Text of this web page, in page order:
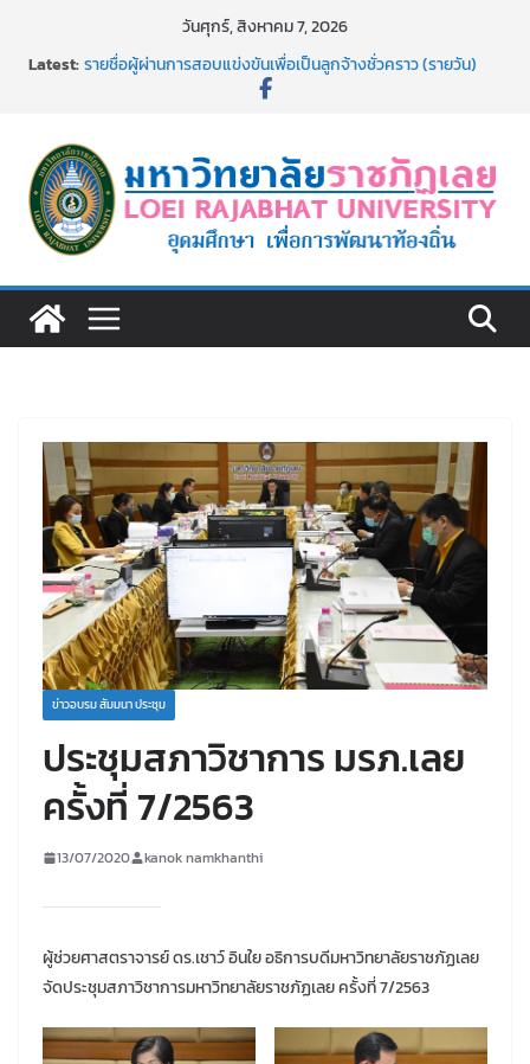
วันศุกร์, สิงหาคม 7, 2026
Latest:รายชื่อผู้ผ่านการสอบแข่งขันเพื่อเป็นลูกจ้างชั่วคราว (รายวัน)
สังกัดมหาวิทยาลัยราชภัฏเลย ด้วยเงินนอกงบประมาณ ประเภท
สนับสนุน สังกัดมหาวิทยาลัยราชภัฏเลย ครั้งที่ 2/2569
อธิการบดี มรภ.เลย ร่วมประชุมชี้แจงกับคณะอนุกรรมาธิการ
ประจำปีงบประมาณ พ.ศ. 2570
ประกาศผู้ชนะการเสนอราคา จ้างทำปกปริญญาบัตร จำนวน
๑,๙๗๒ ชุด โดยวิธีเฉพาะเจาะจง
บำเพ็ญสาธารณกุศล 69
ข่าวอบรม สัมมนา ประชุม
ประชุมสภาวิชาการ มรภ.เลย
ครั้งที่ 7/2563
13/07/2020 kanok namkhanthi
ผู้ช่วยศาสตราจารย์ ดร.เชาว์ อินใย อธิการบดีมหาวิทยาลัยราชภัฏเลย
จัดประชุมสภาวิชาการมหาวิทยาลัยราชภัฏเลย ครั้งที่ 7/2563